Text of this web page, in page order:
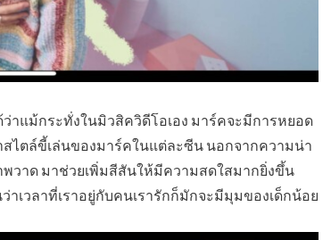
ว่าแม้กระทั่งในมิวสิควิดีโอเอง มาร์คจะมีการหยอด
สไตล์ขี้เล่นของมาร์คในแต่ละซีน นอกจากความน่า
วาด มาช่วยเพิ่มสีสันให้มีความสดใสมากยิ่งขึ้น
เวลาที่เราอยู่กับคนเรารักก็มักจะมีมุมของเด็กน้อย